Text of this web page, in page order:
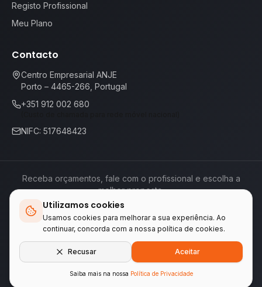
Utilizamos cookies
Usamos cookies para melhorar a sua experiência. Ao
continuar, concorda com a nossa política de cookies.
Recusar Aceitar
Saiba mais na nossa Política de Privacidade
Registo Profissional
Meu Plano
Contacto
Centro Empresarial ANJE
Porto – 4465-266, Portugal
+351 912 002 680
NIFC: 517648423
Receba orçamentos, fale com o profissional e escolha a
melhor proposta.
Termos de ServiçoPolítica de Privacidade
📕Livro de Reclamações
Empresas do grupo WA Tecnologia & Serviços
LINKEIFY•ENCONTREAQUI.PT